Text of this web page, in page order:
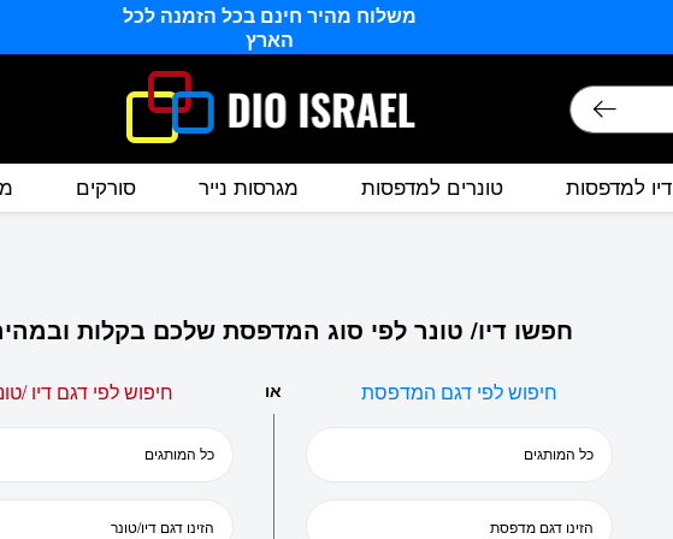
משלוח מהיר חינם בכל הזמנה לכל
הארץ
דיו למדפסות טונרים למדפסות מגרסות נייר סורקים
חפשו דיו/ טונר לפי סוג המדפסת שלכם בקלות
חיפוש לפי דגם המדפסת או חיפוש לפי דגם דיו /